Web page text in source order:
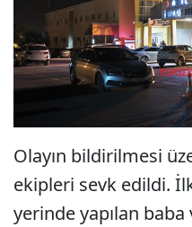
Olayın bildirilmesi
ekipleri sevk edildi.
yerinde yapılan baba